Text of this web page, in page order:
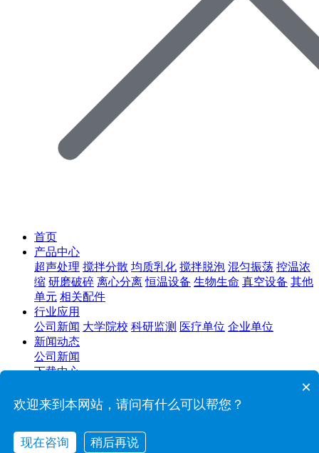
首页
产品中心
超声处理 搅拌分散 均质乳化 搅拌脱泡 混匀振荡 控温浓
缩 研磨破碎 离心分离 恒温设备 生物生命 真空设备 其他
单元 相关配件
行业应用
公司新闻 大学院校 科研监测 医疗单位 企业单位
新闻动态
公司新闻
下载中心
关于我们
联系我们
联系方式
在线留言
×
欢迎来到本网站，请问有什么可以帮您？
现在咨询 稍后再说
在线咨询 拨打电话